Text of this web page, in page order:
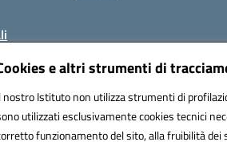
e altri strumenti di
nostro Istituto non utilizza strumenti di
utilizzati esclusivamente cookies tecnici
funzionamento del sito, alla fruibilità dei